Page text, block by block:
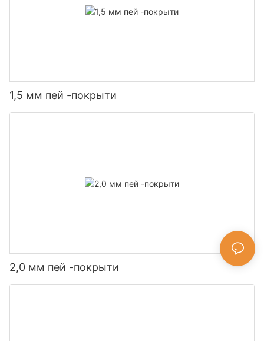
1,5 мм пей -покрыти
2,0 мм пей -покрыти